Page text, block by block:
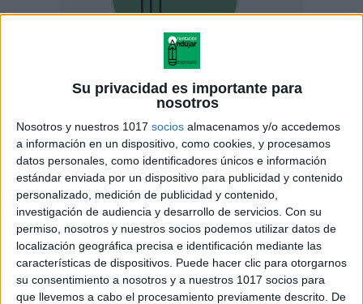
Su privacidad es importante para
nosotros
Nosotros y nuestros 1017 socios almacenamos y/o accedemos
a información en un dispositivo, como cookies, y procesamos
datos personales, como identificadores únicos e información
estándar enviada por un dispositivo para publicidad y contenido
personalizado, medición de publicidad y contenido,
investigación de audiencia y desarrollo de servicios. Con su
permiso, nosotros y nuestros socios podemos utilizar datos de
localización geográfica precisa e identificación mediante las
características de dispositivos. Puede hacer clic para otorgarnos
su consentimiento a nosotros y a nuestros 1017 socios para
que llevemos a cabo el procesamiento previamente descrito. De
ENLACE AL GRUPO
DESCARGA MÁS ABAJO EL
RECURSO EN PDF